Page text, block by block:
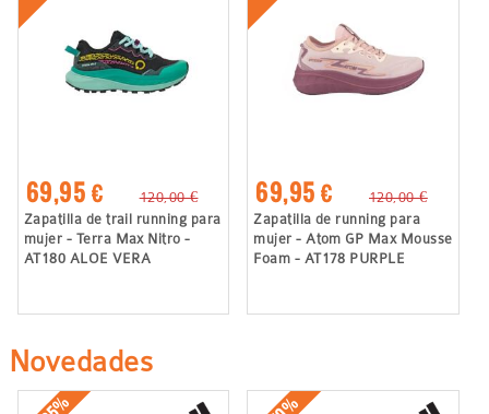
69,95 €
120,00 €
Zapatilla de trail running para
mujer - Terra Max Nitro -
AT180 ALOE VERA
69,95 €
120,00 €
Zapatilla de running para
mujer - Atom GP Max Mousse
Foam - AT178 PURPLE
Novedades